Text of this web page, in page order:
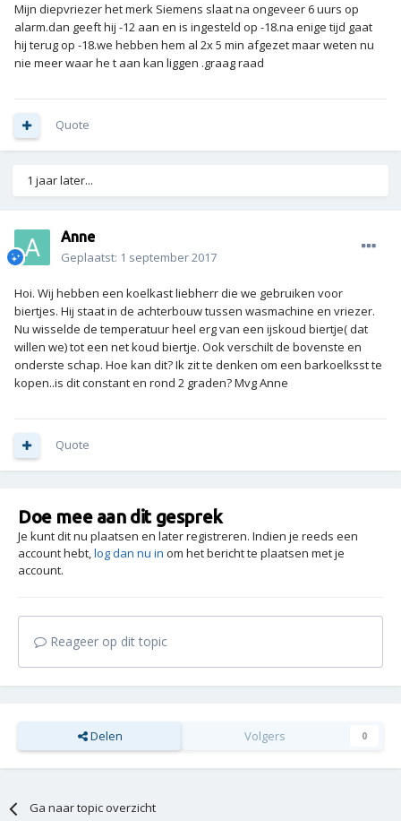
Mijn diepvriezer het merk Siemens slaat na ongeveer 6 uurs op
alarm.dan geeft hij -12 aan en is ingesteld op -18.na enige tijd gaat
hij terug op -18.we hebben hem al 2x 5 min afgezet maar weten nu
nie meer waar he t aan kan liggen .graag raad
Quote
1 jaar later...
Anne
Geplaatst: 1 september 2017
Hoi. Wij hebben een koelkast liebherr die we gebruiken voor
biertjes. Hij staat in de achterbouw tussen wasmachine en vriezer.
Nu wisselde de temperatuur heel erg van een ijskoud biertje( dat
willen we) tot een net koud biertje. Ook verschilt de bovenste en
onderste schap. Hoe kan dit? Ik zit te denken om een barkoelksst te
kopen..is dit constant en rond 2 graden? Mvg Anne
Quote
Doe mee aan dit gesprek
Je kunt dit nu plaatsen en later registreren. Indien je reeds een
account hebt,log dan nu in om het bericht te plaatsen met je
account.
Reageer op dit topic
Delen Volgers 0
Ga naar topic overzicht